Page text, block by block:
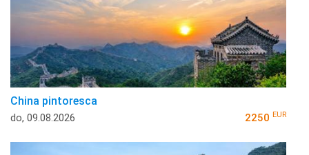
China pintoresca
do, 09.08.2026 2250 EUR